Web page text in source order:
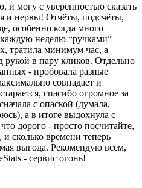
и могу с уверенностью сказать
и нервы! Отчёты, подсчёты,
особенно когда много
неделю “ручками”
тратила минимум час, а
в пару кликов. Отдельно
- пробовала разные
совпадает и
спасибо огромное за
с опаской (думала,
а в итоге выдохнула с
дорого - просто посчитайте,
сколько времени теперь
выгода. Рекомендую всем,
- сервис огонь!